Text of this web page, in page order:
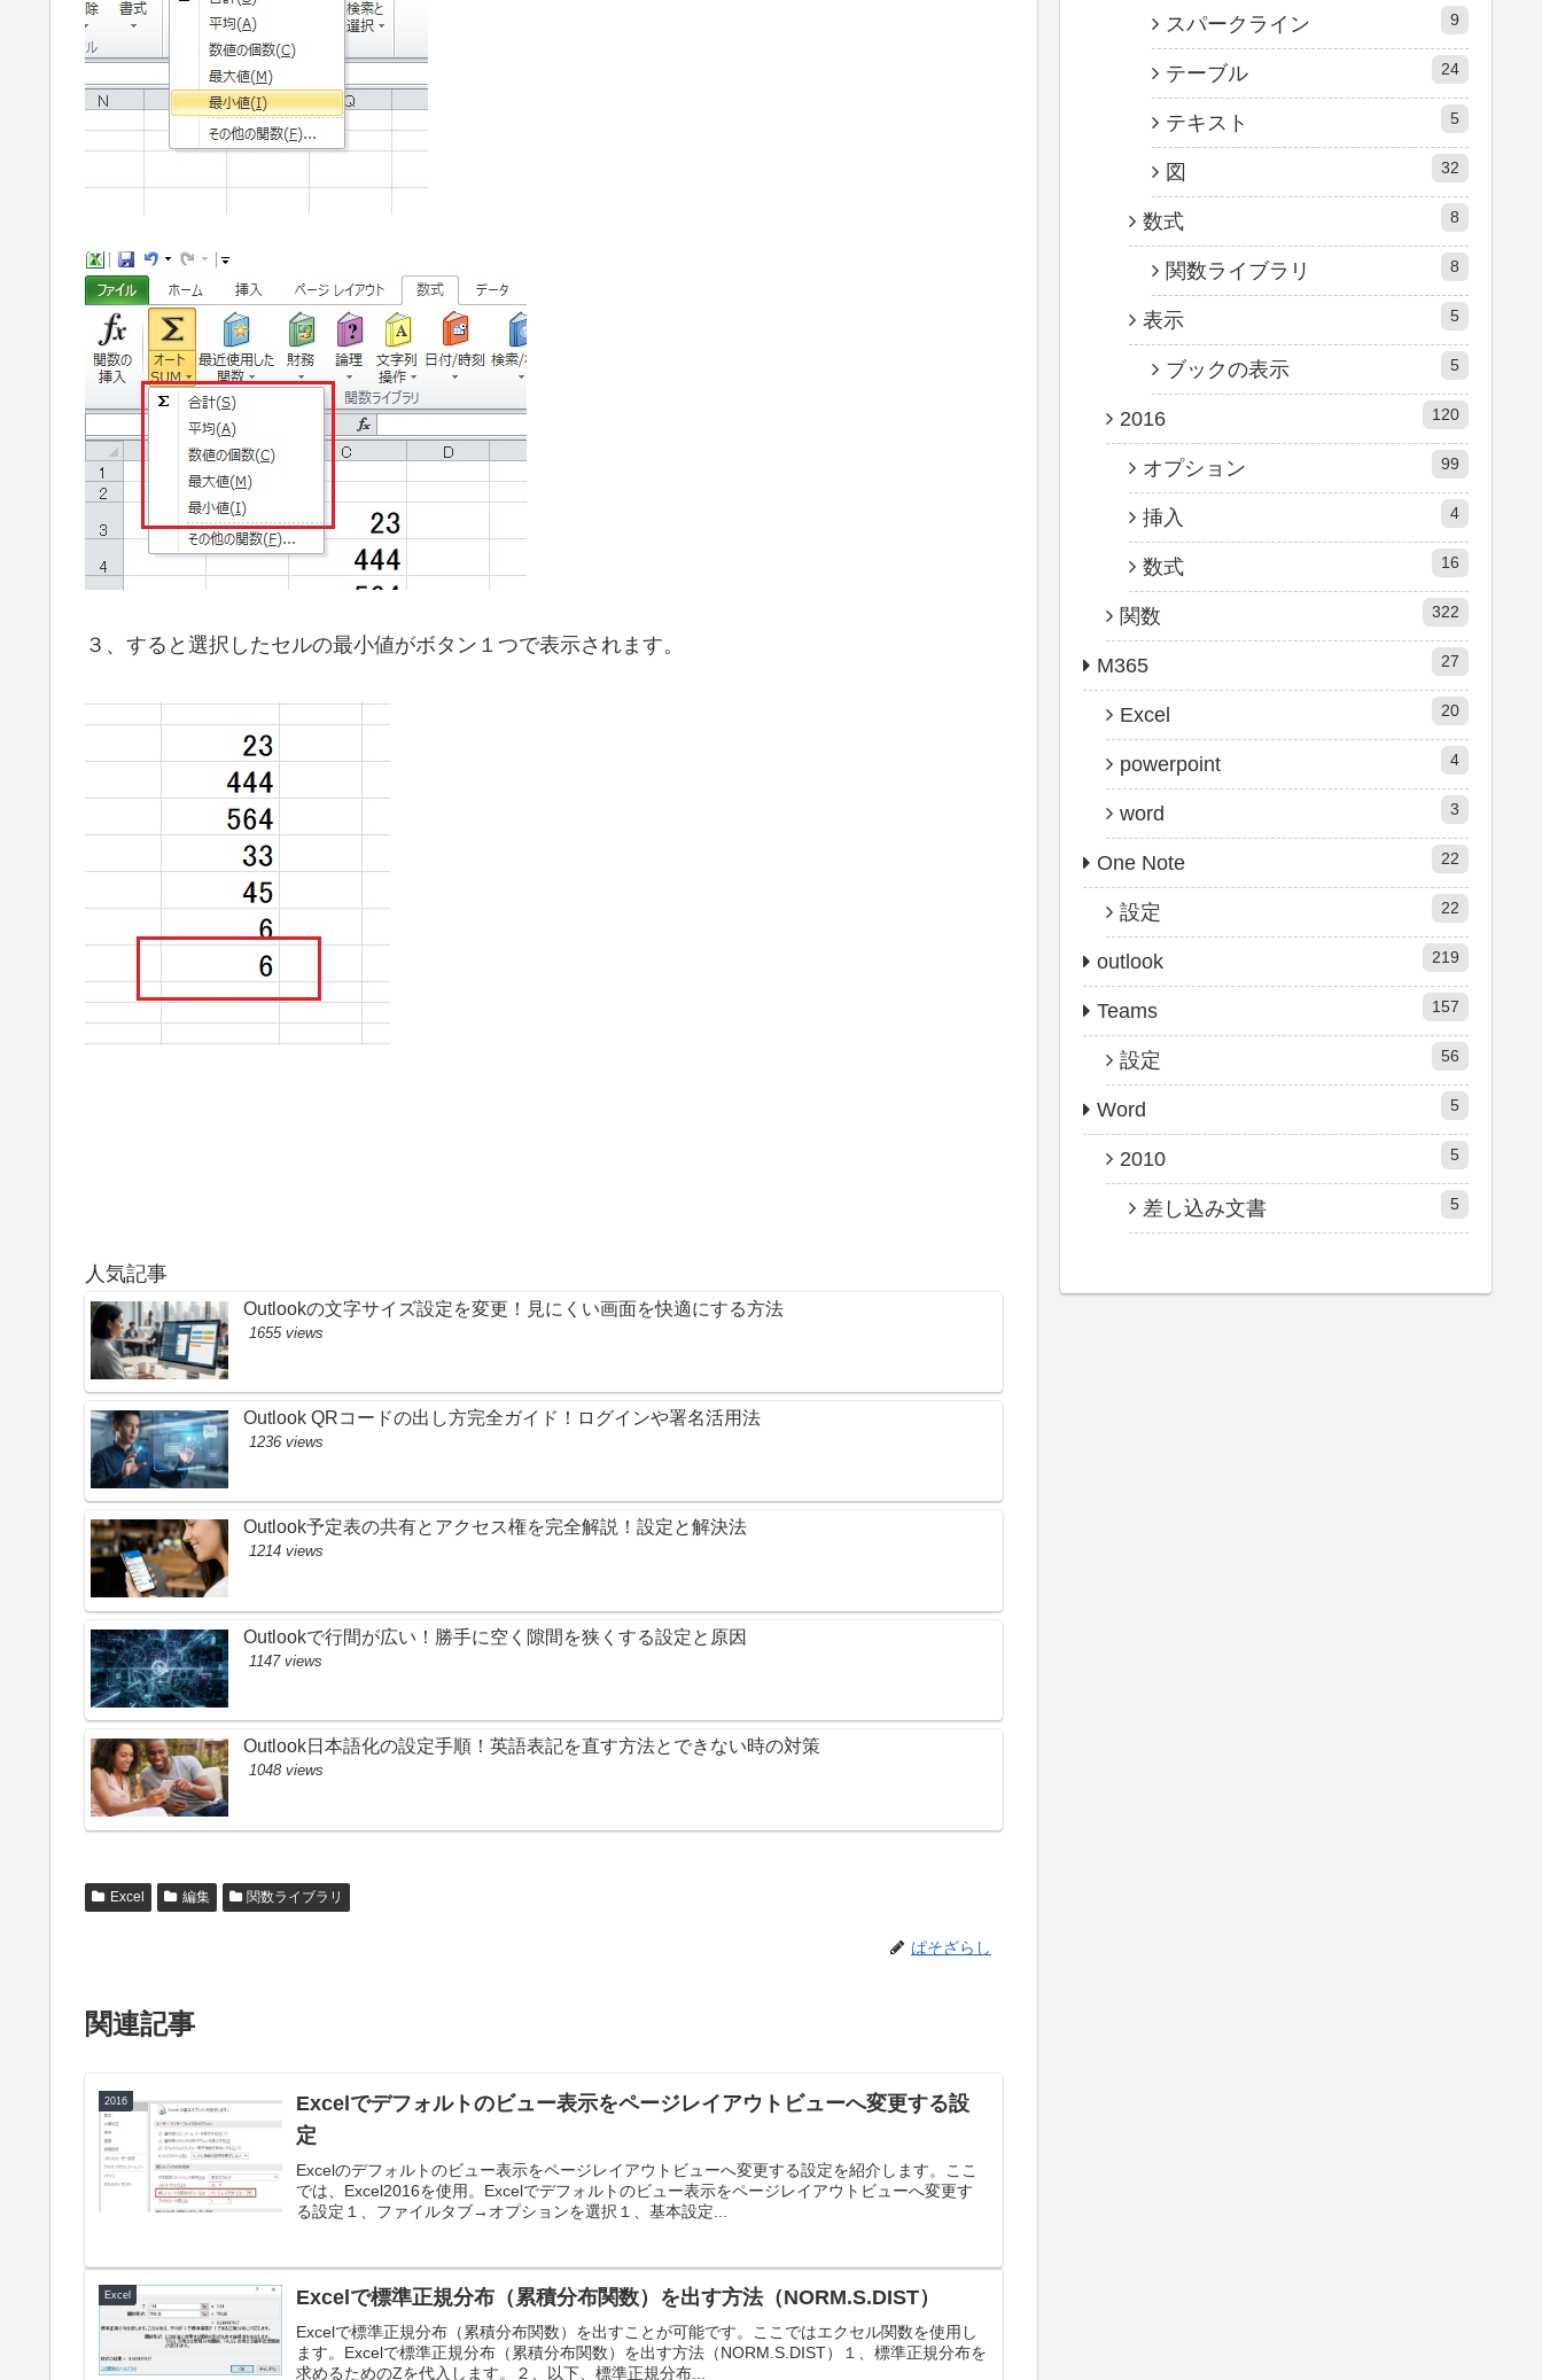
３、すると選択したセルの最小値がボタン１つで表示されます。
人気記事
Outlookの文字サイズ設定を変更！見にくい画面を快適にする方法
1655 views
Outlook QRコードの出し方完全ガイド！ログインや署名活用法
1236 views
Outlook予定表の共有とアクセス権を完全解説！設定と解決法
1214 views
Outlookで行間が広い！勝手に空く隙間を狭くする設定と原因
1147 views
Outlook日本語化の設定手順！英語表記を直す方法とできない時の対策
1048 views
Excel 編集 関数ライブラリ
ぱそざらし
関連記事
2016
Excelでデフォルトのビュー表示をページレイアウトビューへ変更する設
定
Excelのデフォルトのビュー表示をページレイアウトビューへ変更する設定を紹介します。ここ
では、Excel2016を使用。Excelでデフォルトのビュー表示をページレイアウトビューへ変更す
る設定１、ファイルタブ→オプションを選択１、基本設定...
Excel Excelで標準正規分布（累積分布関数）を出す方法（NORM.S.DIST）
Excelで標準正規分布（累積分布関数）を出すことが可能です。ここではエクセル関数を使用し
ます。Excelで標準正規分布（累積分布関数）を出す方法（NORM.S.DIST）１、標準正規分布を
求めるためのZを代入します。２、以下、標準正規分布...
スパークライン 9
テーブル 24
テキスト 5
図 32
数式 8
関数ライブラリ 8
表示 5
ブックの表示 5
2016 120
オプション 99
挿入 4
数式 16
関数 322
M365 27
Excel 20
powerpoint 4
word 3
One Note 22
設定 22
outlook 219
Teams 157
設定 56
Word 5
2010 5
差し込み文書 5